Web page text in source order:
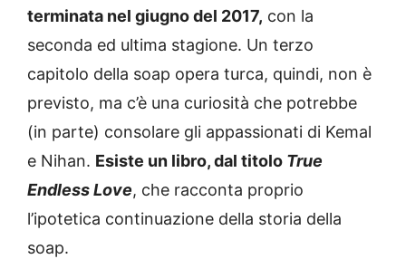
terminata nel giugno del 2017, con la
seconda ed ultima stagione. Un terzo
capitolo della soap opera turca, quindi, non è
previsto, ma c’è una curiosità che potrebbe
(in parte) consolare gli appassionati di Kemal
e Nihan. Esiste un libro, dal titolo True
Endless Love, che racconta proprio
l’ipotetica continuazione della storia della
soap.